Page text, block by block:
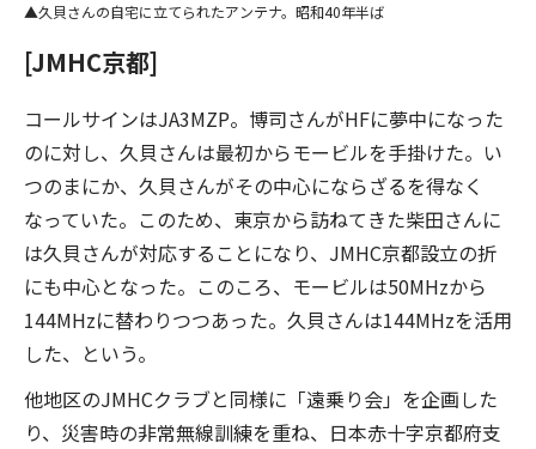
久貝さんの自宅に立てられたアンテナ。昭和40年半ば
[JMHC京都]
コールサインはJA3MZP。博司さんがHFに夢中になった
のに対し、久貝さんは最初からモービルを手掛けた。い
つのまにか、久貝さんがその中心にならざるを得なく
なっていた。このため、東京から訪ねてきた柴田さんに
は久貝さんが対応することになり、JMHC京都設立の折
にも中心となった。このころ、モービルは50MHzから
144MHzに替わりつつあった。久貝さんは144MHzを活用
した、という。
他地区のJMHCクラブと同様に「遠乗り会」を企画した
り、災害時の非常無線訓練を重ね、日本赤十字京都府支